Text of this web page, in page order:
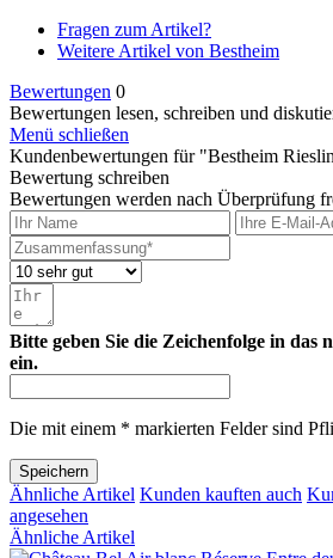
Fragen zum Artikel?
Weitere Artikel von Bestheim
Bewertungen 0
Bewertungen lesen, schreiben und
Menü schließen
Kundenbewertungen für "Bestheim
Bewertung schreiben
Bewertungen werden nach Überprüfung
Bitte geben Sie die Zeichenfolge in das
ein.
Die mit einem * markierten Felder sind
Speichern
Ähnliche Artikel Kunden kauften auch
angesehen
Ähnliche Artikel